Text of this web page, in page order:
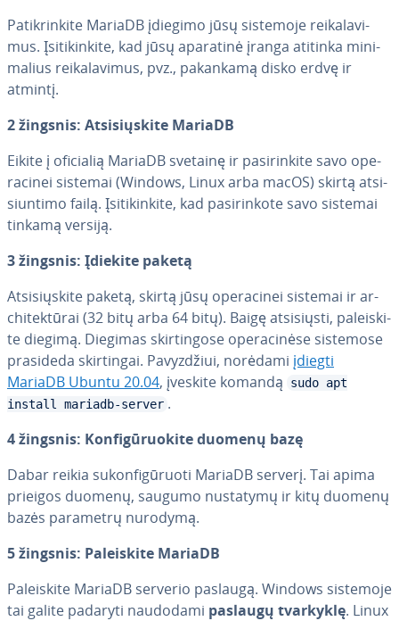
Pa­tik­rin­ki­te MariaDB įdiegimo jūsų sistemoje rei­ka­la­vi­
mus. Įsi­ti­kin­ki­te, kad jūsų aparatinė įranga atitinka mi­ni­
ma­lius rei­ka­la­vi­mus, pvz., pakankamą disko erdvę ir
atmintį.
2 žingsnis: At­si­sių­s­ki­te MariaDB
Eikite į oficialią MariaDB svetainę ir pa­si­rin­ki­te savo ope­
ra­ci­nei sistemai (Windows, Linux arba macOS) skirtą at­si­
siun­ti­mo failą. Įsi­ti­kin­ki­te, kad pa­si­rin­ko­te savo sistemai
tinkamą versiją.
3 žingsnis: Įdiekite paketą
At­si­sių­s­ki­te paketą, skirtą jūsų ope­ra­ci­nei sistemai ir ar­
chi­tek­tū­rai (32 bitų arba 64 bitų). Baigę at­si­siųs­ti, pa­lei­s­ki­
te diegimą. Diegimas skir­tin­go­se ope­ra­ci­nė­se sistemose
prasideda skir­tin­gai. Pa­vyz­džiui, norėdami įdiegti
MariaDB Ubuntu 20.04, įveskite komandą
sudo apt
install mariadb-server .
4 žingsnis: Kon­fi­gū­ruo­ki­te duomenų bazę
Dabar reikia su­kon­fi­gū­ruo­ti MariaDB serverį. Tai apima
prieigos duomenų, saugumo nustatymų ir kitų duomenų
bazės parametrų nurodymą.
5 žingsnis: Pa­lei­s­ki­te MariaDB
Pa­lei­s­ki­te MariaDB serverio paslaugą. Windows sistemoje
tai galite padaryti naudodami paslaugų tvarkyklę. Linux